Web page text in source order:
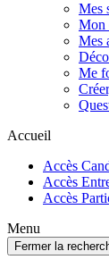
Mes
Mon
Mes
Me
Accueil
Accès
Accès
Accès
Menu
Fermer la